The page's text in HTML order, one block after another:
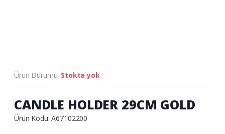
Ürün Durumu: Stokta yok
CANDLE HOLDER 29CM GOLD
Ürün Kodu: A67102200